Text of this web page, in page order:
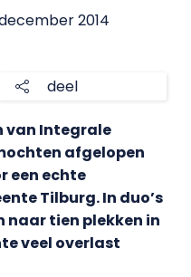
december 2014
deel
van Integrale
afgelopen
een echte
Tilburg. In duo’s
naar tien plekken in
veel overlast